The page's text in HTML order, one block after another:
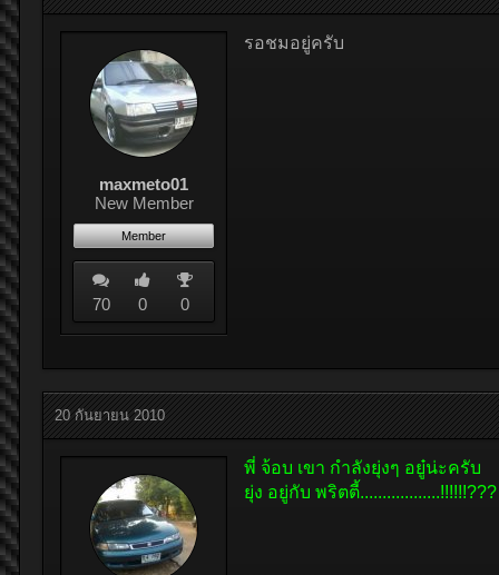
maxmeto01
New Member
Member
70 0 0
รอชมอยู่ครับ
20 กันยายน 2010
พี่ จ้อบ เขา กำลังยุ่งๆ อยู๋น่ะครับ
ยุ่ง อยู่กับ พริตตี้